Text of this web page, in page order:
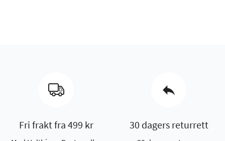
Fri frakt fra 499 kr 30 dagers returrett